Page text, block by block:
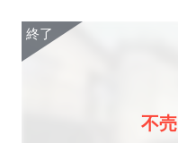
不売